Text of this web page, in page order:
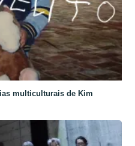
multiculturais de Kim